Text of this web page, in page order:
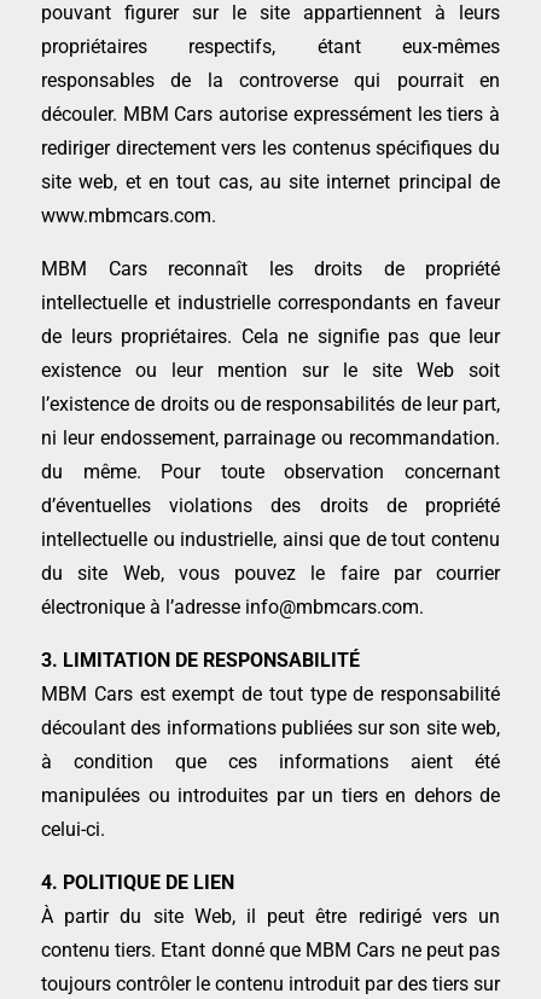
pouvant figurer sur le site appartiennent à leurs
propriétaires respectifs, étant eux-mêmes
responsables de la controverse qui pourrait en
découler. MBM Cars autorise expressément les tiers à
rediriger directement vers les contenus spécifiques du
site web, et en tout cas, au site internet principal de
www.mbmcars.com.
MBM Cars reconnaît les droits de propriété
intellectuelle et industrielle correspondants en faveur
de leurs propriétaires. Cela ne signifie pas que leur
existence ou leur mention sur le site Web soit
l’existence de droits ou de responsabilités de leur part,
ni leur endossement, parrainage ou recommandation.
du même. Pour toute observation concernant
d’éventuelles violations des droits de propriété
intellectuelle ou industrielle, ainsi que de tout contenu
du site Web, vous pouvez le faire par courrier
électronique à l’adresse info@mbmcars.com.
3. LIMITATION DE RESPONSABILITÉ
MBM Cars est exempt de tout type de responsabilité
découlant des informations publiées sur son site web,
à condition que ces informations aient été
manipulées ou introduites par un tiers en dehors de
celui-ci.
4. POLITIQUE DE LIEN
À partir du site Web, il peut être redirigé vers un
contenu tiers. Etant donné que MBM Cars ne peut pas
toujours contrôler le contenu introduit par des tiers sur